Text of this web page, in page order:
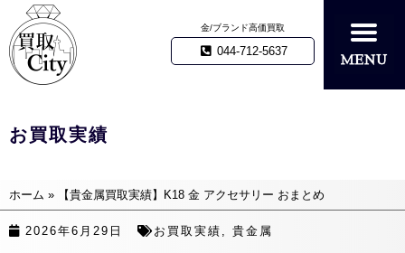
金/ブランド高価買取
044-712-5637
お買取実績
ホーム » 【貴金属買取実績】K18 金 アクセサリー おまとめ
2026年6月29日 お買取実績 貴金属